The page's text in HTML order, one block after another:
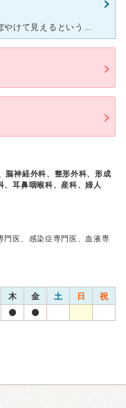
私の父親ですが、２週間程前から、目がぼやけて見えるという違和感があったようで、地元の眼科に診察してもらい、目薬をさしていたのですが、改善しない状態が続いていたようです。朝起きると、片目が真っ暗で見えな
脳神経外科、整形外科、形成
耳鼻咽喉科、産科、婦人
門医、感染症専門医、血液専
木 金 土 日 祝